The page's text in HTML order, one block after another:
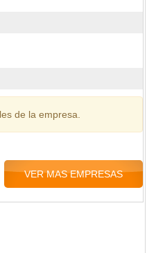
de la empresa.
VER MAS EMPRESAS